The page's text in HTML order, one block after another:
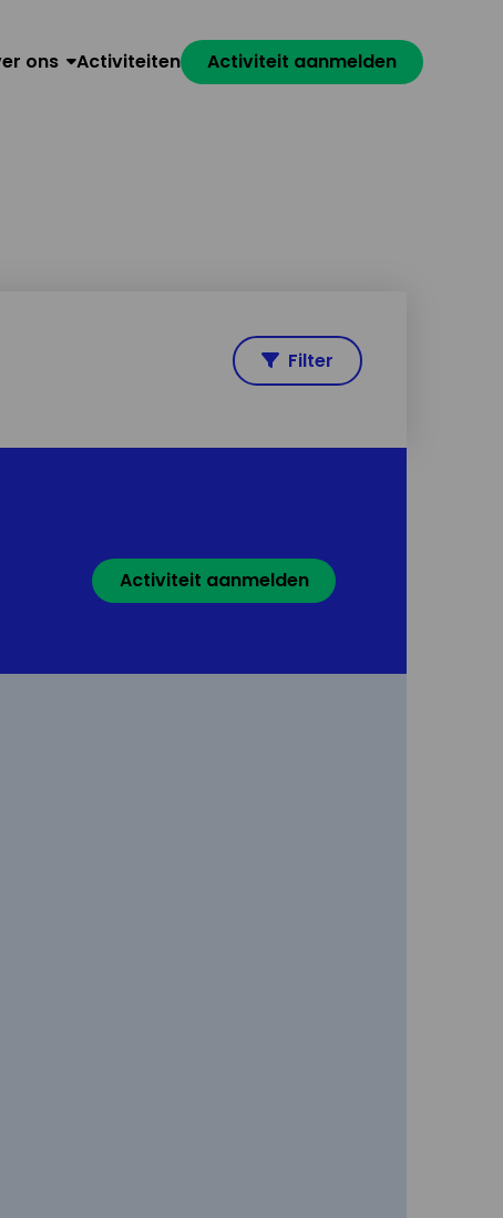
ons Activiteiten Activiteit aanmelden
Filter
Activiteit aanmelden